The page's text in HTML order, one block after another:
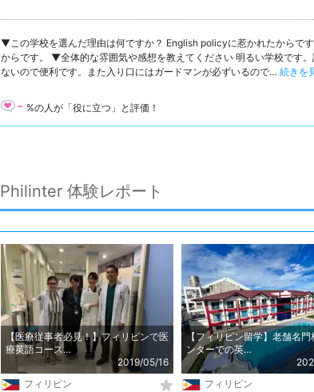
▼この学校を選んだ理由は何ですか？ English policyに惹かれたからで
からです。 ▼全体的な雰囲気や感想を教えてください 明るい学校です
ないので便利です。また入り口にはガードマンが必ずいるので… 続きを
- %の人が「役に立つ」と評価！
Philinter 体験レポート
【医療従事者必見！】フィリピンで医
療英語コース…
2019/05/16
フィリピン
【フィリピン留学】老舗名門
ンターでの英…
フィリピン